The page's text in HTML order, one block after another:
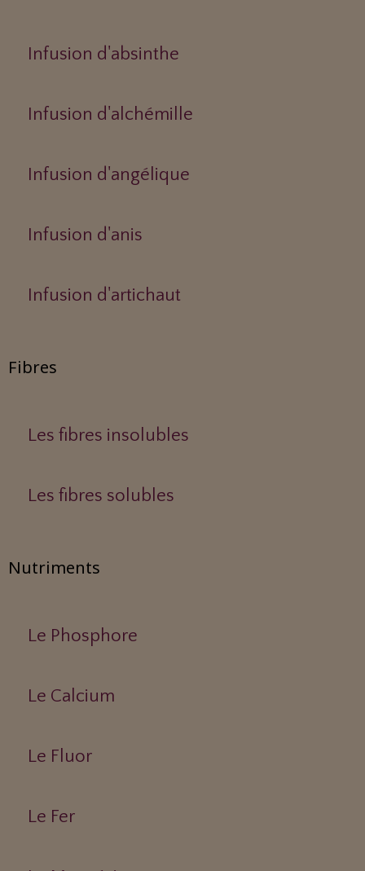
Infusion d'absinthe
Infusion d'alchémille
Infusion d'angélique
Infusion d'anis
Infusion d'artichaut
Fibres
Les fibres insolubles
Les fibres solubles
Nutriments
Le Phosphore
Le Calcium
Le Fluor
Le Fer